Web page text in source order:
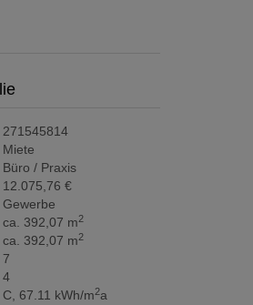
271545814
Miete
Büro / Praxis
12.075,76 €
Gewerbe
ca. 392,07 m2
ca. 392,07 m2
7
4
C, 67.11 kWh/m2a